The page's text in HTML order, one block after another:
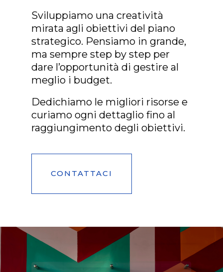
Sviluppiamo una creatività
mirata agli obiettivi del piano
strategico. Pensiamo in grande,
ma sempre step by step per
dare l’opportunità di gestire al
meglio i budget.
Dedichiamo le migliori risorse e
curiamo ogni dettaglio fino al
raggiungimento degli obiettivi.
CONTATTACI